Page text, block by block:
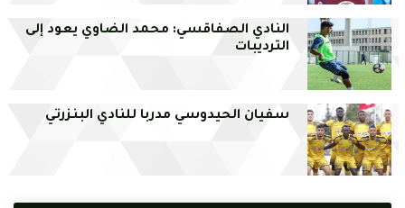
النادي الصفاقسي: محمد الضاوي يعود إلى
الترديبات
سفيان الحيدوسي مدربا للنادي البنزرتي